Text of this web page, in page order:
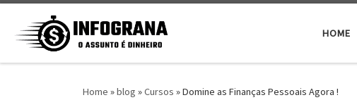
Skip to content
HOME
Home »blog »Cursos »Domine as Finanças Pessoais Agora !